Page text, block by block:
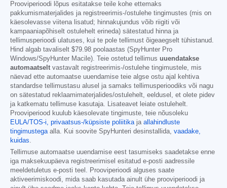
Prooviperioodi lõpus esitatakse teile kohe ettemaks
pakkumismaterjalides ja registreerimis-/ostulehe tingimustes (mis on
käesolevasse viitena lisatud; hinnakujundus võib riigiti või
kampaaniapõhiselt ostulehelt erineda) sätestatud hinna ja
tellimusperioodi ulatuses, kui te pole tellimust õigeaegselt tühistanud.
Hind algab tavaliselt $79.98 poolaastas (SpyHunter Pro
Windows/SpyHunter Macile). Teie ostetud tellimus uuendatakse
automaatselt vastavalt registreerimis-/ostulehe tingimustele, mis
näevad ette automaatse uuendamise teie algse ostu ajal kehtiva
standardse tellimustasu alusel ja samaks tellimusperioodiks või nagu
on sätestatud reklaamimaterjalides/ostulehelt, eeldusel, et olete pidev
ja katkematu tellimuse kasutaja. Lisateavet leiate ostulehelt.
Prooviperiood kuulub käesolevate tingimuste, teie nõusoleku
EULA/TOS-i, privaatsus-/küpsiste poliitikaja allahindluste
tingimustegaalla. Kui soovite SpyHunteri desinstallida, vaadake,
kuidas.
Tellimuse automaatse uuendamise eest tasumiseks saadetakse enne
iga maksekuupäeva registreerimisel esitatud e-posti aadressile
meeldetuletus e-posti teel. Prooviperioodi alguses saate
aktiveerimiskoodi, mida saab kasutada ainult ühe prooviperioodi ja